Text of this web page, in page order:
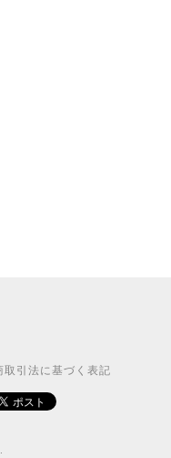
取引法に基づく表記